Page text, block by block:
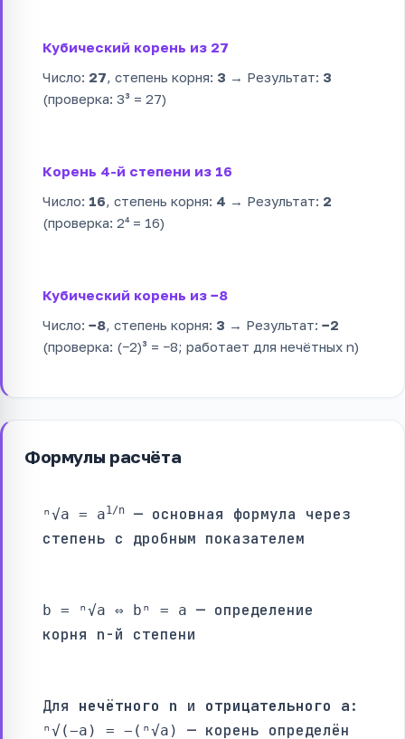
Кубический корень из 27
Число: 27, степень корня: 3 → Результат: 3
(проверка: 3³ = 27)
Корень 4-й степени из 16
Число: 16, степень корня: 4 → Результат: 2
(проверка: 2⁴ = 16)
Кубический корень из −8
Число: −8, степень корня: 3 → Результат: −2
(проверка: (−2)³ = −8; работает для нечётных n)
Формулы расчёта
ⁿ√a = a1/n
— основная формула через
степень с дробным показателем
b = ⁿ√a ⇔ bⁿ = a — определение
корня n-й степени
Для нечётного n и отрицательного a:
ⁿ√(−a) = −(ⁿ√a) — корень определён